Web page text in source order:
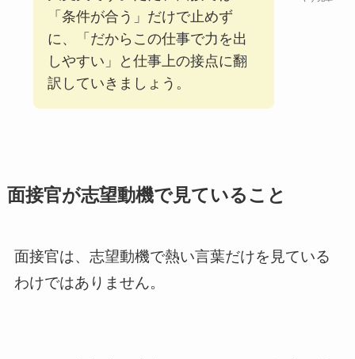
「条件が合う」だけで止めず
に、「だからこの仕事で力を出
しやすい」と仕事上の接点に翻
訳していきましょう。
面接官が志望動機で見ていること
面接官は、志望動機で熱い言葉だけを見ている
わけではありません。